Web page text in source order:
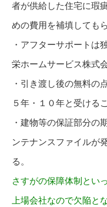
者が供給した住宅に瑕
めの費用を補填しても
・アフターサポートは
栄ホームサービス株式
・引き渡し後の無料の
５年・１０年と受ける
・建物等の保証部分の
ンテナンスファイルが
る。
さすがの保障体制とい
上場会社なので欠陥と